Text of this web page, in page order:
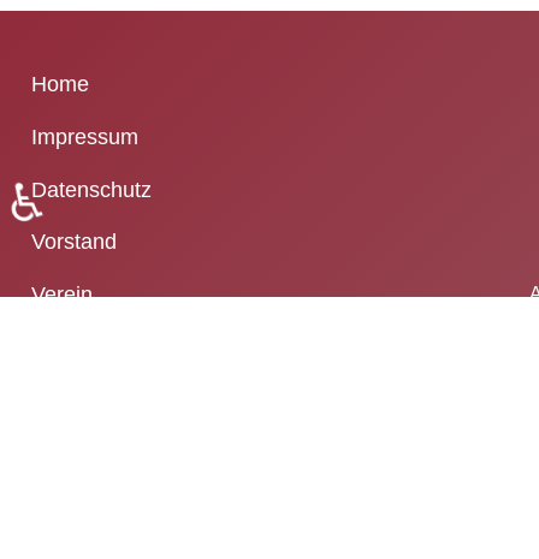
Home
Impressum
Datenschutz
Vorstand
Verein